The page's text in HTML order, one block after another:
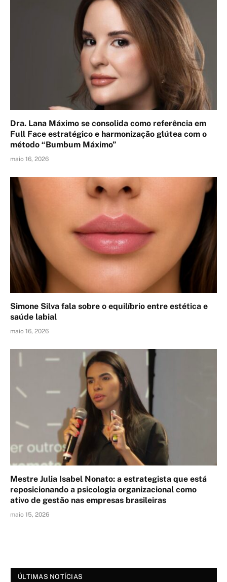
Dra. Lana Máximo se consolida como referência em
Full Face estratégico e harmonização glútea com o
método “Bumbum Máximo”
maio 16, 2026
Simone Silva fala sobre o equilíbrio entre estética e
saúde labial
maio 16, 2026
Mestre Julia Isabel Nonato: a estrategista que está
reposicionando a psicologia organizacional como
ativo de gestão nas empresas brasileiras
maio 15, 2026
ÚLTIMAS NOTÍCIAS